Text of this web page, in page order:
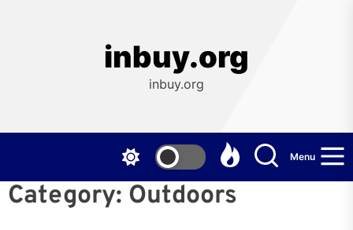
inbuy.org
inbuy.org
Menu
Category: Outdoors